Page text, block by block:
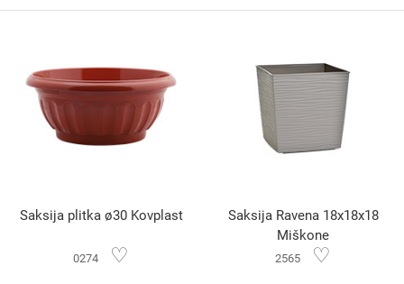
Saksija plitka ø30 Kovplast
0274 ♡
Saksija Ravena 18x18x18
Miškone
2565 ♡